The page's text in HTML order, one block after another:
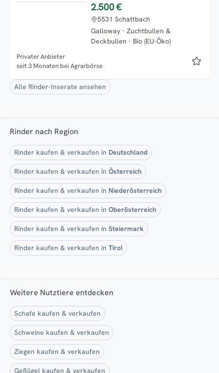
2.500 €
Galloway · Zuchtbullen &
Deckbullen · Bio (EU-Öko)
5531 Schattbach
Privater Anbieter
seit 3 Monaten bei Agrarbörse
Alle Rinder-Inserate ansehen
Rinder nach Region
Rinder kaufen & verkaufen in Deutschland
Rinder kaufen & verkaufen in Österreich
Rinder kaufen & verkaufen in Niederösterreich
Rinder kaufen & verkaufen in Oberösterreich
Rinder kaufen & verkaufen in Steiermark
Rinder kaufen & verkaufen in Tirol
Weitere Nutztiere entdecken
Schafe kaufen & verkaufen
Schweine kaufen & verkaufen
Ziegen kaufen & verkaufen
Geflügel kaufen & verkaufen